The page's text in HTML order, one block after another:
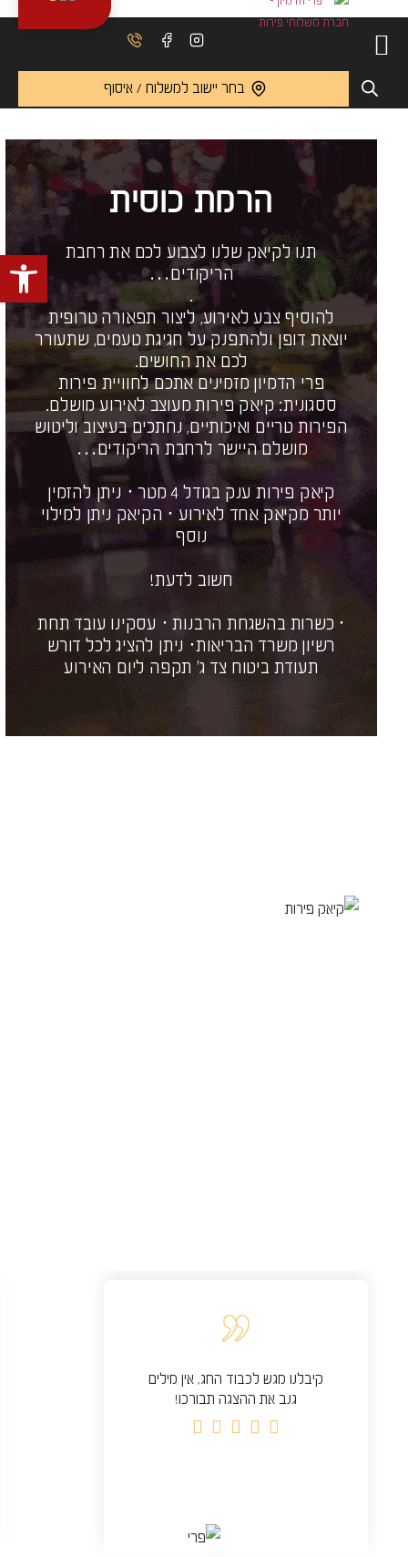
בחר יישוב למשלוח / איסוף
הרמת כוסית
תנו לקיאק שלנו לצבוע לכם את רחבת
הריקודים…
.
להוסיף צבע לאירוע, ליצור תפאורה טרופית
יוצאת דופן ולהתפנק על חגיגת טעמים, שתעורר
לכם את החושים.
פרי הדמיון מזמינים אתכם לחוויית פירות
ססגונית: קיאק פירות מעוצב לאירוע מושלם.
הפירות טריים ואיכותיים, נחתכים בעיצוב וליטוש
מושלם היישר לרחבת הריקודים…
קיאק פירות ענק בגודל 4 מטר · ניתן להזמין
יותר מקיאק אחד לאירוע · הקיאק ניתן למילוי
נוסף
חשוב לדעת!
· כשרות בהשגחת הרבנות · עסקינו עובד תחת
רשיון משרד הבריאות· ניתן להציג לכל דורש
תעודת ביטוח צד ג' תקפה ליום האירוע
קיבלנו מגש לכבוד החג, אין מילים
גנב את ההצגה תבורכו!




